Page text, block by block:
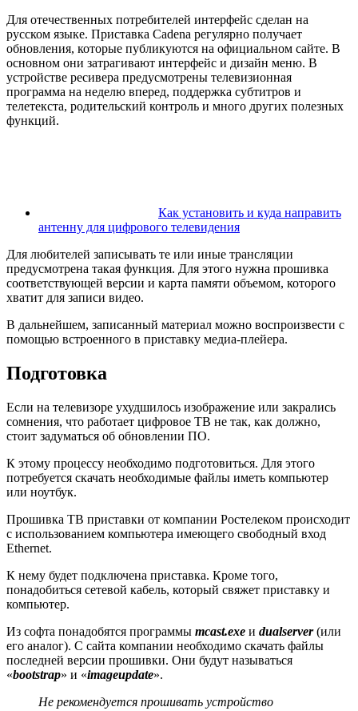
Для отечественных потребителей интерфейс сделан на
русском языке. Приставка Cadena регулярно получает
обновления, которые публикуются на официальном сайте. В
основном они затрагивают интерфейс и дизайн меню. В
устройстве ресивера предусмотрены телевизионная
программа на неделю вперед, поддержка субтитров и
телетекста, родительский контроль и много других полезных
функций.
Как установить и куда направить
антенну для цифрового телевидения
Для любителей записывать те или иные трансляции
предусмотрена такая функция. Для этого нужна прошивка
соответствующей версии и карта памяти объемом, которого
хватит для записи видео.
В дальнейшем, записанный материал можно воспроизвести с
помощью встроенного в приставку медиа-плейера.
Подготовка
Если на телевизоре ухудшилось изображение или закрались
сомнения, что работает цифровое ТВ не так, как должно,
стоит задуматься об обновлении ПО.
К этому процессу необходимо подготовиться. Для этого
потребуется скачать необходимые файлы иметь компьютер
или ноутбук.
Прошивка ТВ приставки от компании Ростелеком происходит
с использованием компьютера имеющего свободный вход
Ethernet.
К нему будет подключена приставка. Кроме того,
понадобиться сетевой кабель, который свяжет приставку и
компьютер.
Из софта понадобятся программы mcast.exe и dualserver(или
его аналог). С сайта компании необходимо скачать файлы
последней версии прошивки. Они будут называться
«bootstrap» и «imageupdate».
Не рекомендуется прошивать устройство